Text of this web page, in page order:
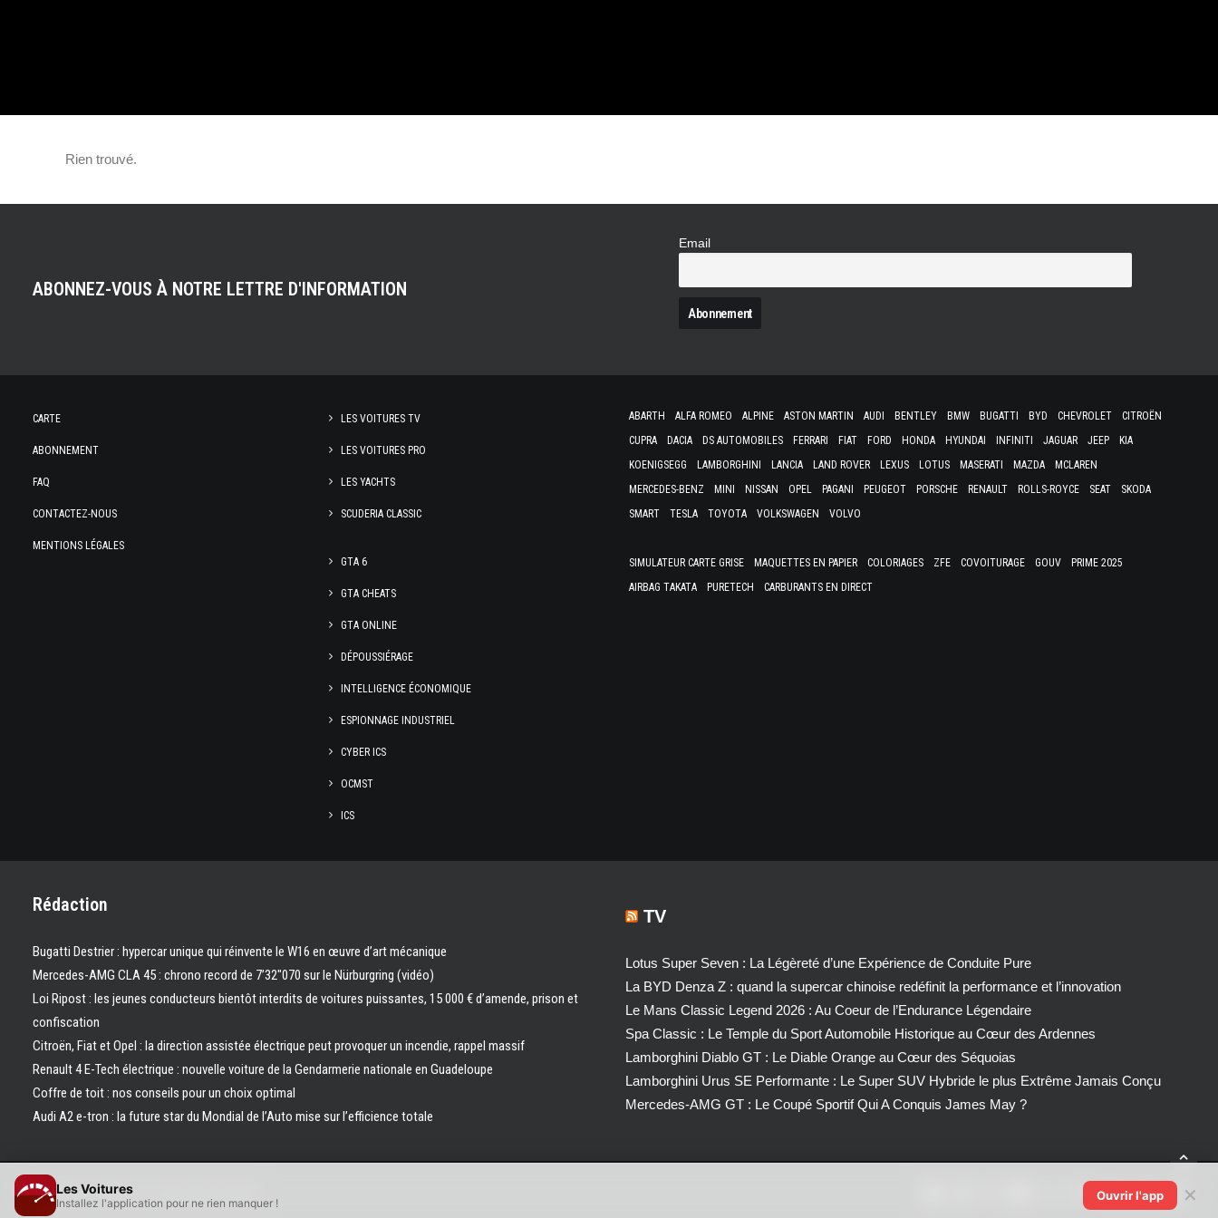
Rien trouvé.
ABONNEZ-VOUS À NOTRE LETTRE D'INFORMATION
Email
CARTE
ABONNEMENT
FAQ
CONTACTEZ-NOUS
MENTIONS LÉGALES
LES VOITURES TV
LES VOITURES PRO
LES YACHTS
SCUDERIA CLASSIC
GTA 6
GTA CHEATS
GTA ONLINE
DÉPOUSSIÉRAGE
INTELLIGENCE ÉCONOMIQUE
ESPIONNAGE INDUSTRIEL
CYBER ICS
OCMST
ICS
ABARTH ALFA ROMEO ALPINE ASTON MARTIN AUDI BENTLEY BMW BUGATTI BYD CHEVROLET
CITROËN
CUPRA
DACIA DS AUTOMOBILES FERRARI FIAT FORD HONDA HYUNDAI INFINITI JAGUAR JEEP
KIA
KOENIGSEGG
LAMBORGHINI LANCIA LAND ROVER LEXUS LOTUS MASERATI MAZDA
MCLAREN
MERCEDES-BENZ
MINI NISSAN OPEL PAGANI PEUGEOT PORSCHE RENAULT ROLLS-ROYCE SEAT
SKODA
SMART
TESLA TOYOTA VOLKSWAGEN VOLVO
SIMULATEUR CARTE GRISE MAQUETTES EN PAPIER COLORIAGES ZFE COVOITURAGE GOUV
PRIME 2025
AIRBAG TAKATA
PURETECH CARBURANTS EN DIRECT
Rédaction
Bugatti Destrier : hypercar unique qui réinvente le W16 en œuvre d’art mécanique
Mercedes-AMG CLA 45 : chrono record de 7’32″070 sur le Nürburgring (vidéo)
Loi Ripost : les jeunes conducteurs bientôt interdits de voitures puissantes, 15 000 € d’amende, prison et
confiscation
Citroën, Fiat et Opel : la direction assistée électrique peut provoquer un incendie, rappel massif
Renault 4 E-Tech électrique : nouvelle voiture de la Gendarmerie nationale en Guadeloupe
Coffre de toit : nos conseils pour un choix optimal
Audi A2 e-tron : la future star du Mondial de l’Auto mise sur l’efficience totale
TV
Lotus Super Seven : La Légèreté d’une Expérience de Conduite Pure
La BYD Denza Z : quand la supercar chinoise redéfinit la performance et l’innovation
Le Mans Classic Legend 2026 : Au Coeur de l’Endurance Légendaire
Spa Classic : Le Temple du Sport Automobile Historique au Cœur des Ardennes
Lamborghini Diablo GT : Le Diable Orange au Cœur des Séquoias
Lamborghini Urus SE Performante : Le Super SUV Hybride le plus Extrême Jamais Conçu
Mercedes-AMG GT : Le Coupé Sportif Qui A Conquis James May ?
© 2026 Les Voitures. | Tous droits réservés.
Les Voitures
Installez l'application pour ne rien manquer !
Ouvrir l'app ✕